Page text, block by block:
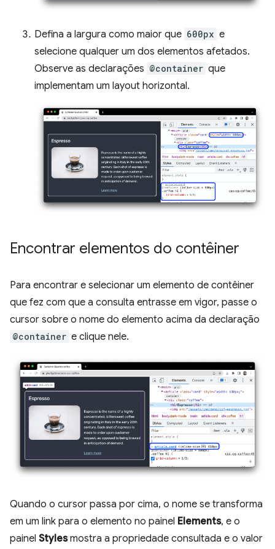
Defina a largura como maior que 600px e
selecione qualquer um dos elementos afetados.
Observe as declarações @container que
implementam um layout horizontal.
Encontrar elementos do contêiner
Para encontrar e selecionar um elemento de contêiner
que fez com que a consulta entrasse em vigor, passe o
cursor sobre o nome do elemento acima da declaração
@container e clique nele.
Quando o cursor passa por cima, o nome se transforma
em um link para o elemento no painel Elements, e o
painel Stylesmostra a propriedade consultada e o valor